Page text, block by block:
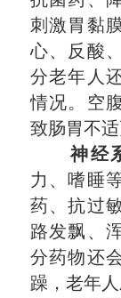
刺激胃黏
心、反酸
分老年人
情况。空
致肠胃不适
神经
力、嗜睡
药、抗过
路发飘、
分药物还
躁，老年人